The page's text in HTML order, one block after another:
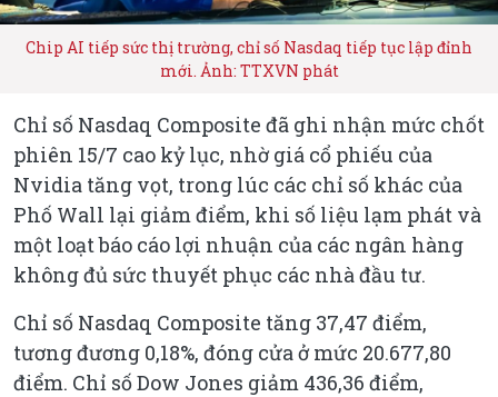
Chip AI tiếp sức thị trường, chỉ số Nasdaq tiếp tục lập đỉnh
mới. Ảnh: TTXVN phát
Chỉ số Nasdaq Composite đã ghi nhận mức chốt
phiên 15/7 cao kỷ lục, nhờ giá cổ phiếu của
Nvidia tăng vọt, trong lúc các chỉ số khác của
Phố Wall lại giảm điểm, khi số liệu lạm phát và
một loạt báo cáo lợi nhuận của các ngân hàng
không đủ sức thuyết phục các nhà đầu tư.
Chỉ số Nasdaq Composite tăng 37,47 điểm,
tương đương 0,18%, đóng cửa ở mức 20.677,80
điểm. Chỉ số Dow Jones giảm 436,36 điểm,